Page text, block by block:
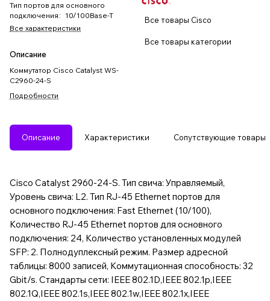
Тип портов для основного
подключения : 10/100Base-T
Все характеристики
Описание
Коммутатор Cisco Catalyst WS-
C2960-24-S
Подробности
Все товары Cisco
Все товары категории
Описание Характеристики Сопутствующие товары
Cisco Catalyst 2960-24-S. Тип свича: Управляемый,
Уровень свича: L2. Тип RJ-45 Ethernet портов для
основного подключения: Fast Ethernet (10/100),
Количество RJ-45 Ethernet портов для основного
подключения: 24, Количество установленных модулей
SFP: 2. Полнодуплексный режим. Размер адресной
таблицы: 8000 записей, Коммутационная способность: 32
Gbit/s. Стандарты сети: IEEE 802.1D,IEEE 802.1p,IEEE
802.1Q,IEEE 802.1s,IEEE 802.1w,IEEE 802.1x,IEEE